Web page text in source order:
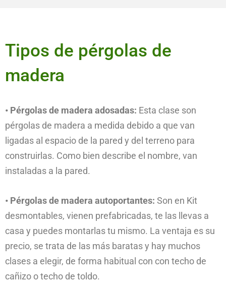
Tipos de pérgolas de
madera
• Pérgolas de madera adosadas: Esta clase son
pérgolas de madera a medida debido a que van
ligadas al espacio de la pared y del terreno para
construirlas. Como bien describe el nombre, van
instaladas a la pared.
• Pérgolas de madera autoportantes: Son en Kit
desmontables, vienen prefabricadas, te las llevas a
casa y puedes montarlas tu mismo. La ventaja es su
precio, se trata de las más baratas y hay muchos
clases a elegir, de forma habitual con con techo de
cañizo o techo de toldo.